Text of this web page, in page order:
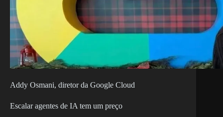
Addy Osmani, diretor da Google Cloud
Escalar agentes de IA tem um preço